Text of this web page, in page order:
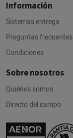
Información
Sistemas entrega
Preguntas frecuentes
Condiciones
Sobre nosotros
Quiénes somos
Directo del campo